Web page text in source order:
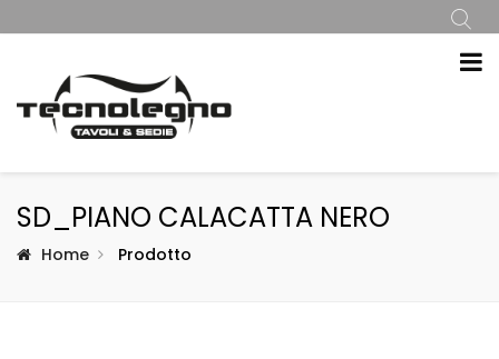
SD_PIANO CALACATTA NERO
Home Prodotto